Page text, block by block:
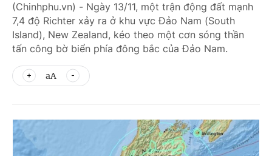
(Chinhphu.vn) - Ngày 13/11, một trận động đất mạnh
7,4 độ Richter xảy ra ở khu vực Đảo Nam (South
Island), New Zealand, kéo theo một cơn sóng thần
tấn công bờ biển phía đông bắc của Đảo Nam.
aA